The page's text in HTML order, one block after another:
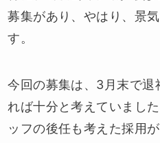
募集があり、やはり、景
す。
今回の募集は、3月末で退
れば十分と考えていまし
ッフの後任も考えた採用